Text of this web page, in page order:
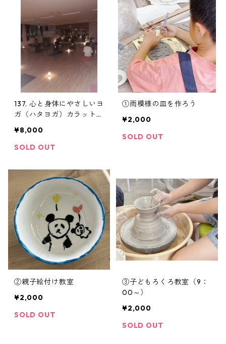
137. 心と身体にやさしいヨ
ガ（ハタヨガ）カラット・
¥8,000
SOLD OUT
①雨模様の皿を作ろう
¥2,000
SOLD OUT
②親子絵付け教室
¥2,000
SOLD OUT
③子どもろくろ教室（9：
00～）
¥2,000
SOLD OUT